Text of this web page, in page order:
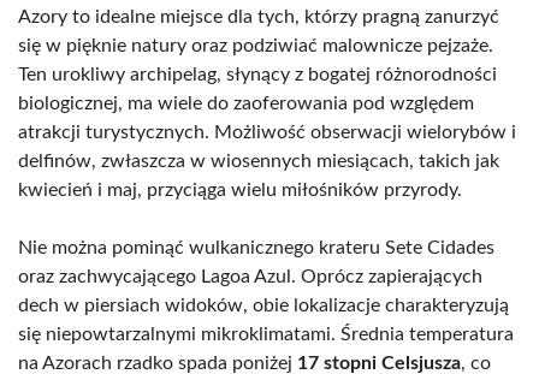
Azory to idealne miejsce dla tych, którzy pragną zanurzyć
się w pięknie natury oraz podziwiać malownicze pejzaże.
Ten urokliwy archipelag, słynący z bogatej różnorodności
biologicznej, ma wiele do zaoferowania pod względem
atrakcji turystycznych. Możliwość obserwacji wielorybów i
delfinów, zwłaszcza w wiosennych miesiącach, takich jak
kwiecień i maj, przyciąga wielu miłośników przyrody.
Nie można pominąć wulkanicznego krateru Sete Cidades
oraz zachwycającego Lagoa Azul. Oprócz zapierających
dech w piersiach widoków, obie lokalizacje charakteryzują
się niepowtarzalnymi mikroklimatami. Średnia temperatura
na Azorach rzadko spada poniżej 17 stopni Celsjusza, co